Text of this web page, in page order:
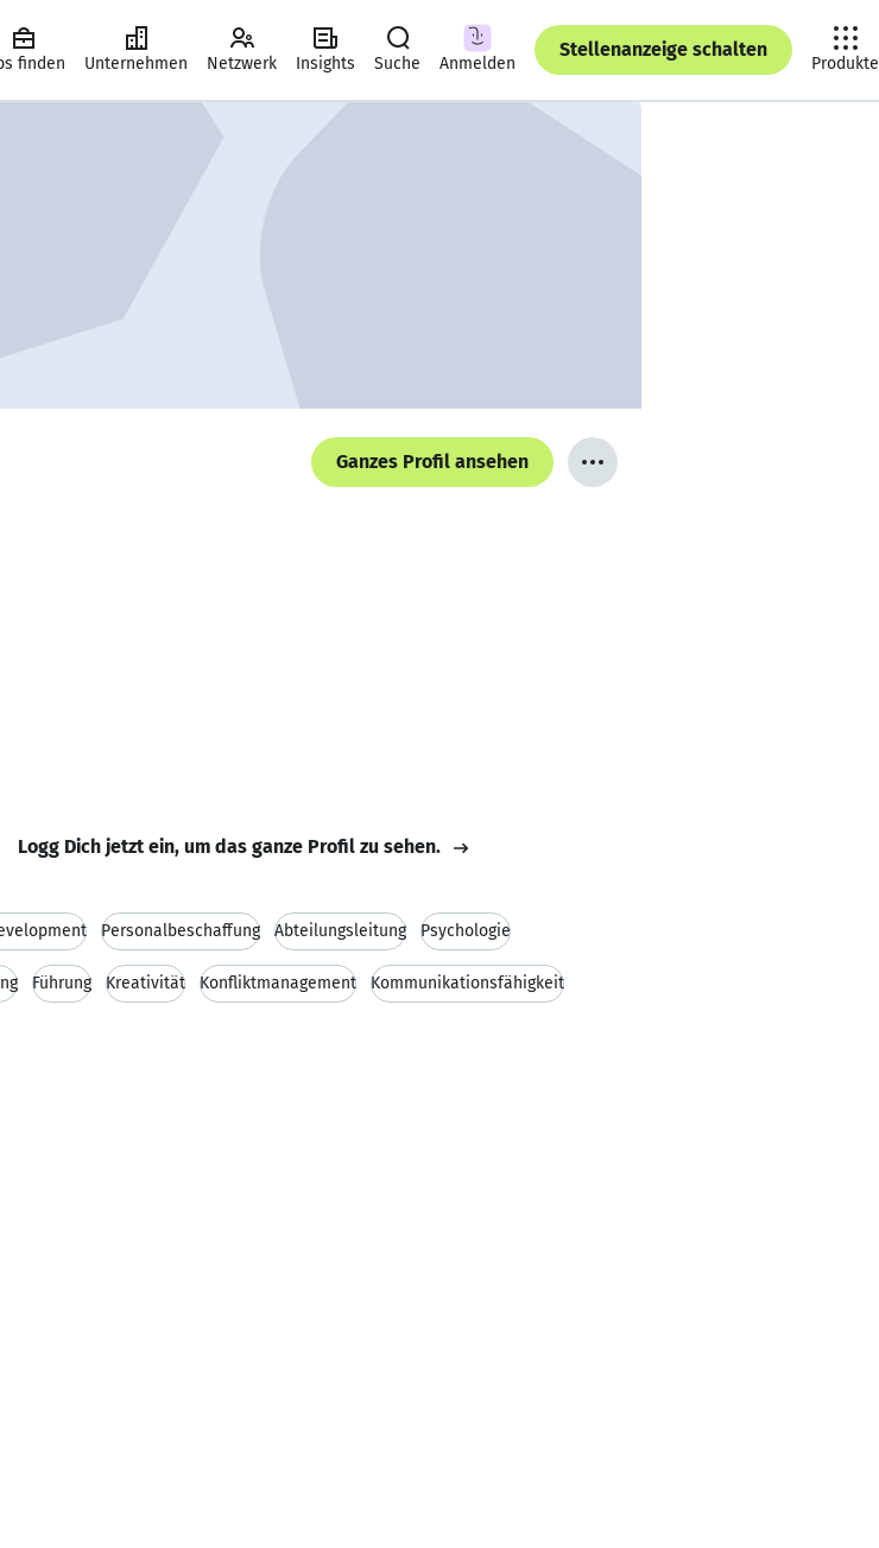
finden Unternehmen Netzwerk Insights Suche Anmelden
Stellenanzeige schalten
Produkte
Ganzes Profil ansehen
Logg Dich jetzt ein, um das ganze Profil zu sehen.
Personalbeschaffung Abteilungsleitung Psychologie
Führung Kreativität Konfliktmanagement Kommunikationsfähigkeit